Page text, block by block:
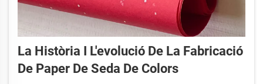
La Història I L'evolució De La Fabricació
De Paper De Seda De Colors